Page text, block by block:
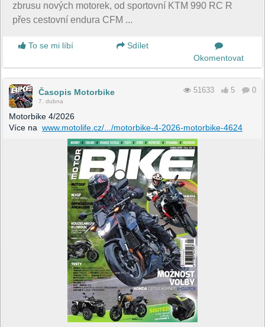
zbrusu nových motorek, od sportovní KTM 990 RC R
přes cestovní endura CFM ...
To se mi líbí
Sdílet
Okomentovat
Časopis Motorbike
7. dubna
51633 5 0
Motorbike 4/2026
Více na www.motolife.cz/.../motorbike-4-2026-motorbike-4624